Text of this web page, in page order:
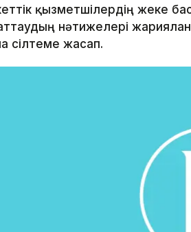
қызметшілердің жеке
нәтижелері
сілтеме жасап.